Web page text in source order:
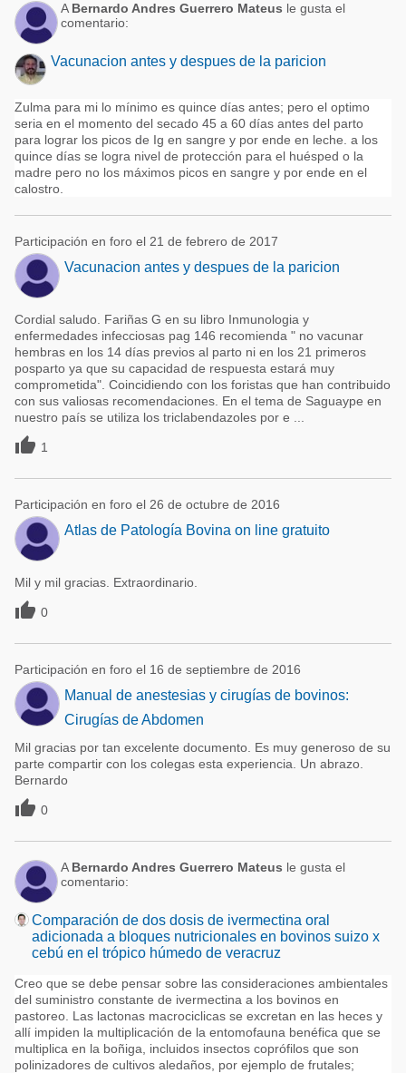
A Bernardo Andres Guerrero Mateus le gusta el
comentario:
Vacunacion antes y despues de la paricion
Zulma para mi lo mínimo es quince días antes; pero el optimo
seria en el momento del secado 45 a 60 días antes del parto
para lograr los picos de Ig en sangre y por ende en leche. a los
quince días se logra nivel de protección para el huésped o la
madre pero no los máximos picos en sangre y por ende en el
calostro.
Participación en foro el 21 de febrero de 2017
Vacunacion antes y despues de la paricion
Cordial saludo. Fariñas G en su libro Inmunologia y
enfermedades infecciosas pag 146 recomienda " no vacunar
hembras en los 14 días previos al parto ni en los 21 primeros
posparto ya que su capacidad de respuesta estará muy
comprometida". Coincidiendo con los foristas que han contribuido
con sus valiosas recomendaciones. En el tema de Saguaype en
nuestro país se utiliza los triclabendazoles por e ...
 1
Participación en foro el 26 de octubre de 2016
Atlas de Patología Bovina on line gratuito
Mil y mil gracias. Extraordinario.
 0
Participación en foro el 16 de septiembre de 2016
Manual de anestesias y cirugías de bovinos:
Cirugías de Abdomen
Mil gracias por tan excelente documento. Es muy generoso de su
parte compartir con los colegas esta experiencia. Un abrazo.
Bernardo
 0
A Bernardo Andres Guerrero Mateus le gusta el
comentario:
Comparación de dos dosis de ivermectina oral
adicionada a bloques nutricionales en bovinos suizo x
cebú en el trópico húmedo de veracruz
Creo que se debe pensar sobre las consideraciones ambientales
del suministro constante de ivermectina a los bovinos en
pastoreo. Las lactonas macrociclicas se excretan en las heces y
allí impiden la multiplicación de la entomofauna benéfica que se
multiplica en la boñiga, incluidos insectos coprófilos que son
polinizadores de cultivos aledaños, por ejemplo de frutales;